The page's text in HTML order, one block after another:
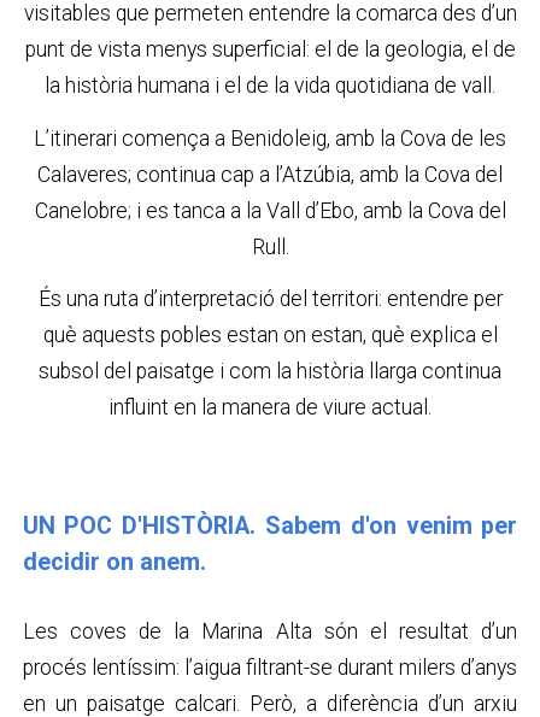
visitables que permeten entendre la comarca des d’un
punt de vista menys superficial: el de la geologia, el de
la història humana i el de la vida quotidiana de vall.
L’itinerari comença a Benidoleig, amb la Cova de les
Calaveres; continua cap a l’Atzúbia, amb la Cova del
Canelobre; i es tanca a la Vall d’Ebo, amb la Cova del
Rull.
És una ruta d’interpretació del territori: entendre per
què aquests pobles estan on estan, què explica el
subsol del paisatge i com la història llarga continua
influint en la manera de viure actual.
UN POC D'HISTÒRIA. Sabem d'on venim per
decidir on anem.
Les coves de la Marina Alta són el resultat d’un
procés lentíssim: l’aigua filtrant-se durant milers d’anys
en un paisatge calcari. Però, a diferència d’un arxiu